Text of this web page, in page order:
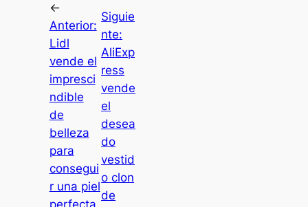
←
Anterior:
Lidl
vende el
impresci
ndible
de
belleza
para
consegui
r una piel
Siguie
nte:
AliExp
ress
vende
el
desea
do
vestid
o clon
de